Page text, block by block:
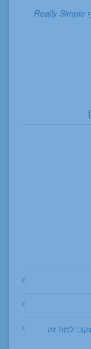
Really Simple
למה זה